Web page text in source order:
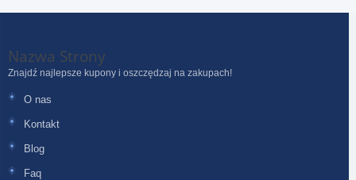
Nazwa Strony
Znajdź najlepsze kupony i oszczędzaj na zakupach!
O nas
Kontakt
Blog
Faq